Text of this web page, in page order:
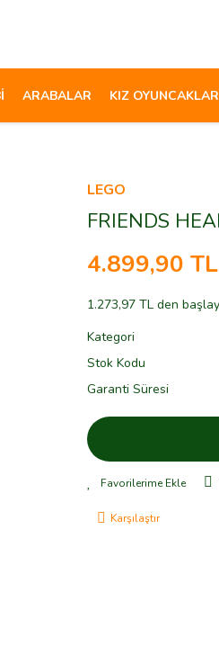
ARABALAR KIZ
LEGO
FRIENDS
4.899,90 TL
1.273,97 TL den
Kategori
Stok Kodu
Garanti Süresi
Karşılaştır